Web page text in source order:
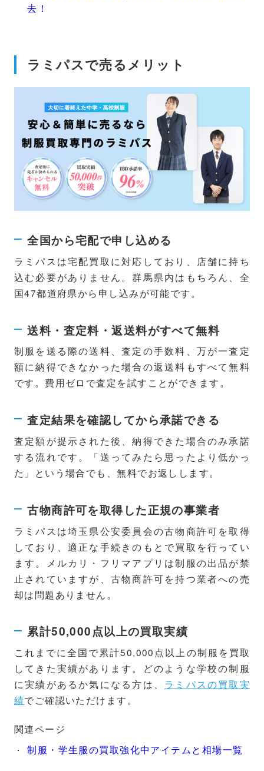
去！
ラミパスで売るメリット
全国から宅配で申し込める
ラミパスは宅配買取に対応しており、店舗に持ち
込む必要がありません。群馬県内はもちろん、全
国47都道府県から申し込みが可能です。
送料・査定料・返送料がすべて無料
制服を送る際の送料、査定の手数料、万が一査定
額に納得できなかった場合の返送料もすべて無料
です。費用ゼロで査定を試すことができます。
査定結果を確認してから承諾できる
査定額が提示された後、納得できた場合のみ承諾
する流れです。「送ってみたら思ったより低かっ
た」という場合でも、無料でお返しします。
古物商許可を取得した正規の事業者
ラミパスは埼玉県公安委員会の古物商許可を取得
しており、適正な手続きのもとで買取を行ってい
ます。メルカリ・フリマアプリは制服の出品が禁
止されていますが、古物商許可を持つ業者への売
却は問題ありません。
累計50,000点以上の買取実績
これまでに全国で累計50,000点以上の制服を買取
してきた実績があります。どのような学校の制服
に実績があるか気になる方は、 ラミパスの買取実
績でご確認いただけます。
関連ページ
制服・学生服の買取強化中アイテムと相場一覧